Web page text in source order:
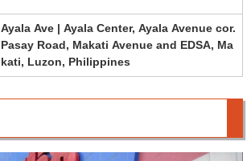
Ayala Ave | Ayala Center, Ayala Avenue cor.
Pasay Road, Makati Avenue and EDSA, Ma
kati, Luzon, Philippines